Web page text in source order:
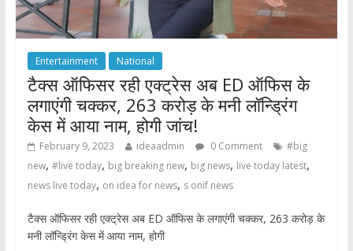
Entertainment National
टैक्स ऑफिसर रही एक्ट्रेस अब ED ऑफिस के
लगाएंगी चक्कर, 263 करोड़ के मनी लॉन्ड्रिंग
केस में आया नाम, होगी जांच!
February 9, 2023 ideaadmin 0 Comment
#big
new, #live today, big breaking new, big news, live today latest,
news live today, on idea for news, s onif news
टैक्स ऑफिसर रही एक्ट्रेस अब ED ऑफिस के लगाएंगी चक्कर, 263 करोड़ के
मनी लॉन्ड्रिंग केस में आया नाम, होगी